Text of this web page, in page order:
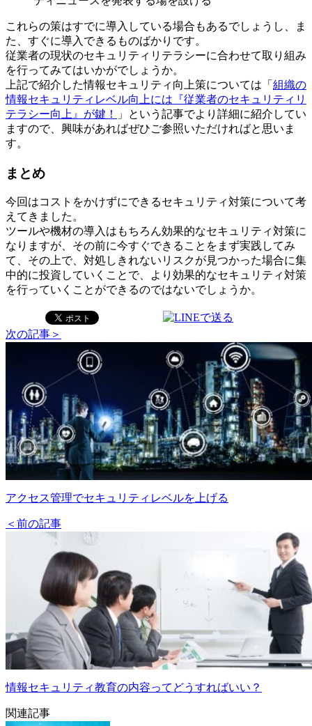
これらの策はすでに導入している場合もあるでしょうし、ま
た、すぐに導入できるものばかりです。
従業者の現状のセキュリティリテラシーに合わせて取り組み
を行ってみてはいかがでしょうか。
上記で紹介した情報セキュリティ向上策については「 組織の
情報セキュリティレベル向上には『従業者のセキュリティリ
テラシー向上』が鍵！
」という記事でより詳細に紹介してい
ますので、興味があればぜひご参照いただければと思いま
す。
まとめ
今回はコストをかけずにできるセキュリティ対策について考
えてきました。
ツールや機材の導入はもちろん効果的なセキュリティ対策に
なりますが、その前に今すぐできることをまず実践してみ
て、その上で、対処しきれないリスクが見つかった場合に集
中的に投資していくことで、より効果的なセキュリティ対策
を行っていくことができるのではないでしょうか。
次の記事＞
アクセス管理でセキュリティレベルを上げる
＜前の記事
情報セキュリティ教育の内容ってどうすればいい？
関連記事